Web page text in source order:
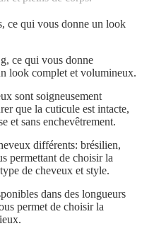
ce qui vous donne un look
ce qui vous donne
look complet et volumineux.
sont soigneusement
que la cuticule est intacte,
et sans enchevêtrement.
différents: brésilien,
permettant de choisir la
de cheveux et style.
dans des longueurs
permet de choisir la